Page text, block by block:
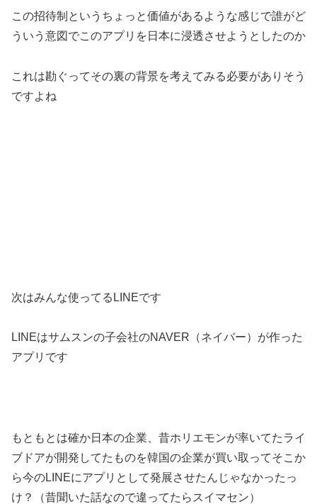
この招待制というちょっと価値があるような感じで誰がど
ういう意図でこのアプリを日本に浸透させようとしたのか
これは勘ぐってその裏の背景を考えてみる必要がありそう
ですよね
次はみんな使ってるLINEです
LINEはサムスンの子会社のNAVER（ネイバー）が作った
アプリです
もともとは確か日本の企業、昔ホリエモンが率いてたライ
ブドアが開発してたものを韓国の企業が買い取ってそこか
ら今のLINEにアプリとして発展させたんじゃなかったっ
け？（昔聞いた話なので違ってたらスイマセン）